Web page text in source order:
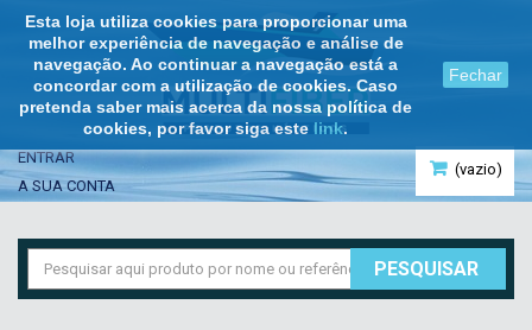
Esta loja utiliza cookies para proporcionar uma
melhor experiência de navegação e análise de
navegação. Ao continuar a navegação está a
concordar com a utilização de cookies. Caso
pretenda saber mais acerca da nossa política de
cookies, por favor siga este link.
Fechar
(vazio)
ENTRAR
A SUA CONTA
PESQUISAR